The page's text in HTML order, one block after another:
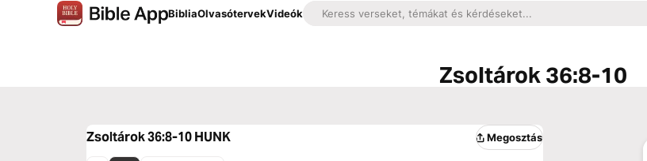
BibliaOlvasótervekVideók
Zsoltárok 36:8-10
Zsoltárok 36:8-10HUNK Megosztás